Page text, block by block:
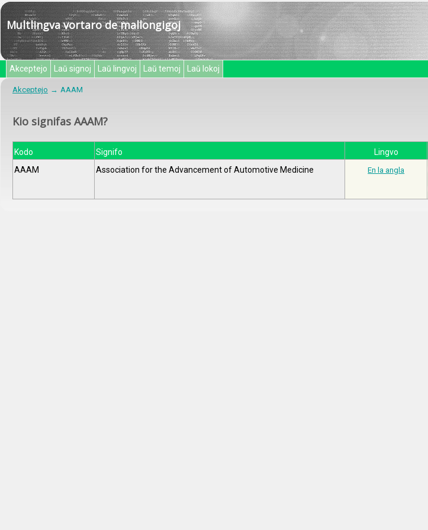
Multlingva vortaro de mallongigoj
Akceptejo Laŭ signoj Laŭ lingvoj Laŭ temoj Laŭ lokoj
Akceptejo AAAM
Kio signifas AAAM?
Kodo Signifo Lingvo
AAAM
Association for the Advancement of Automotive Medicine En la angla